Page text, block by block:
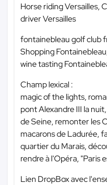
Horse riding Versailles,
driver Versailles
fontainebleau golf club
Shopping
wine tasting
Champ lexical :
magic of the lights,
pont Alexandre III la
de Seine, remonter les
macarons de Ladurée,
quartier du Marais,
rendre à l'Opéra, "Paris
Lien DropBox avec